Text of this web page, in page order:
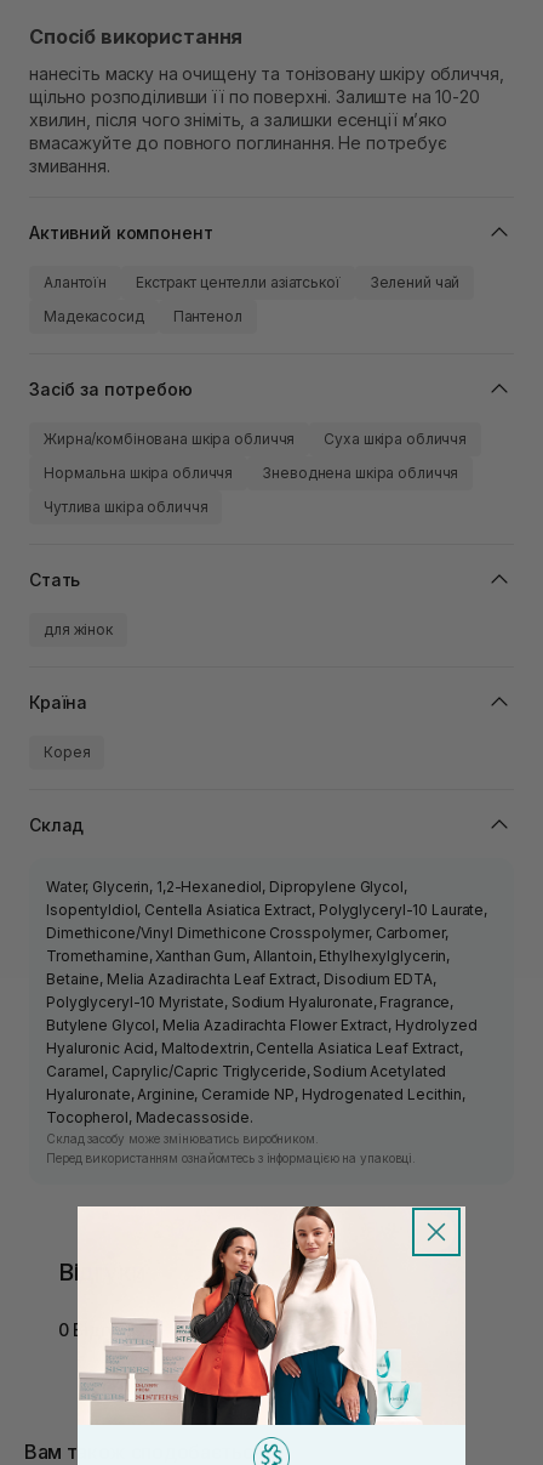
Спосіб використання
нанесіть маску на очищену та тонізовану шкіру обличчя,
щільно розподіливши її по поверхні. Залиште на 10-20
хвилин, після чого зніміть, а залишки есенції м’яко
вмасажуйте до повного поглинання. Не потребує
змивання.
Активний компонент
Алантоїн Екстракт центелли азіатської
Зелений чай
Мадекасосид
Пантенол
Засіб за потребою
Жирна/комбінована шкіра обличчя
Суха шкіра обличчя
Нормальна шкіра обличчя
Зневоднена шкіра обличчя
Чутлива шкіра обличчя
Стать
для жінок
Країна
Корея
Склад
Water, Glycerin, 1,2-Hexanediol, Dipropylene Glycol,
Isopentyldiol, Centella Asiatica Extract, Polyglyceryl-10 Laurate,
Dimethicone/Vinyl Dimethicone Crosspolymer, Carbomer,
Tromethamine, Xanthan Gum, Allantoin, Ethylhexylglycerin,
Betaine, Melia Azadirachta Leaf Extract, Disodium EDTA,
Polyglyceryl-10 Myristate, Sodium Hyaluronate, Fragrance,
Butylene Glycol, Melia Azadirachta Flower Extract, Hydrolyzed
Hyaluronic Acid, Maltodextrin, Centella Asiatica Leaf Extract,
Caramel, Caprylic/Capric Triglyceride, Sodium Acetylated
Hyaluronate, Arginine, Ceramide NP, Hydrogenated Lecithin,
Tocopherol, Madecassoside.
Склад засобу може змінюватись виробником.
Перед використанням ознайомтесь з інформацією на упаковці.
Відгуки
0 Відгуків
Вам також сподобається